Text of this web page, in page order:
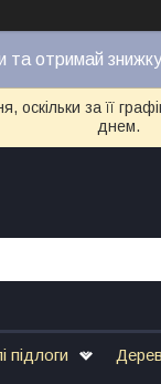
та отримай
за її
днем.
підлоги